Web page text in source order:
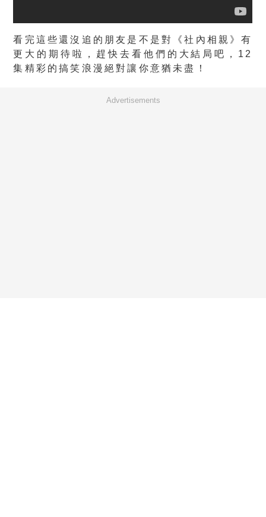
看完這些還沒追的朋友是不是對《社內相親》有
更大的期待啦，趕快去看他們的大結局吧，12
集精彩的搞笑浪漫絕對讓你意猶未盡！
Advertisements